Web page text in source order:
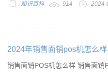
知识百科 914 2024-
2024年销售面销pos机怎么样
销售面销POS机怎么样 销售面